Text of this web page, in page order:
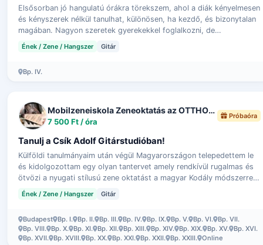
Elsősorban jó hangulatú órákra törekszem, ahol a diák kényelmesen
és kényszerek nélkül tanulhat, különösen, ha kezdő, és bizonytalan
magában. Nagyon szeretek gyerekekkel foglalkozni, de
tizenéveseket…
Ének / Zene / Hangszer Gitár
Bp. IV.
Mobilzeneiskola Zeneoktatás az OTTHONODBAN
7 500 Ft / óra
Próbaóra
Tanulj a Csík Adolf Gitárstudióban!
Külföldi tanulmányaim után végül Magyarországon telepedettem le
és kidolgozottam egy olyan tantervet amely rendkívül rugalmas és
ötvözi a nyugati stílusú zene oktatást a magyar Kodály módszerrel.
Töb…
Ének / Zene / Hangszer Gitár
Budapest Bp. I. Bp. II. Bp. III. Bp. IV. Bp. IX. Bp. V. Bp. VI. Bp. VII.
Bp. VIII. Bp. X. Bp. XI. Bp. XII. Bp. XIII. Bp. XIV. Bp. XIX. Bp. XV. Bp. XVI.
Bp. XVII. Bp. XVIII. Bp. XX. Bp. XXI. Bp. XXII. Bp. XXIII. Online